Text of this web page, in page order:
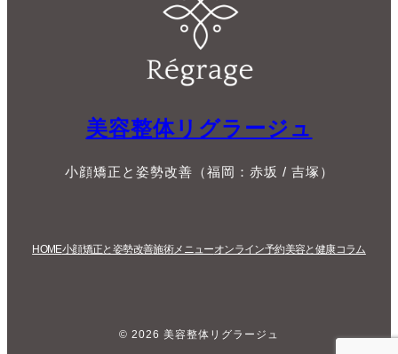
美容整体リグラージュ
小顔矯正と姿勢改善（福岡：赤坂 / 吉塚）
HOME小顔矯正と姿勢改善施術メニューオンライン予約美容と健康コラム
© 2026 美容整体リグラージュ